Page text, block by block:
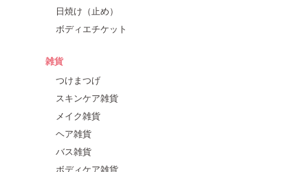
日焼け（止め）
ボディエチケット
雑貨
つけまつげ
スキンケア雑貨
メイク雑貨
ヘア雑貨
バス雑貨
ボディケア雑貨